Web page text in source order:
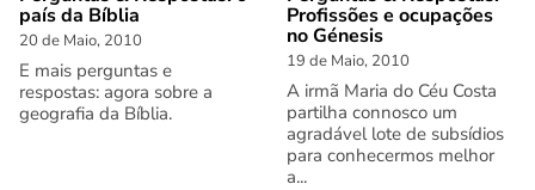
país da Bíblia
20 de Maio, 2010
E mais perguntas e
respostas: agora sobre a
geografia da Bíblia.
Profissões e ocupações
no Génesis
19 de Maio, 2010
A irmã Maria do Céu Costa
partilha connosco um
agradável lote de subsídios
para conhecermos melhor
a...